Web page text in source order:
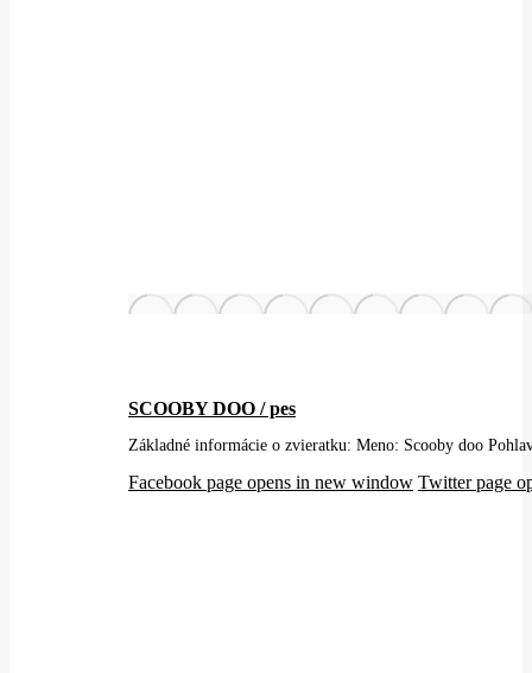
SCOOBY DOO / pes
Základné informácie o zvieratku: Meno: Scooby doo
Facebook page opens in new window Twitter page